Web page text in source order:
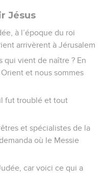
Jésus
à l’époque du roi
arrivèrent à Jérusalem
qui vient de naître ? En
et nous sommes
fut troublé et tout
et spécialistes de la
où le Messie
car voici ce qui a